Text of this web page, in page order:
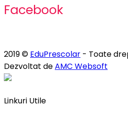
Facebook
2019 © EduPrescolar - Toate
Dezvoltat deAMC Websoft
Linkuri Utile